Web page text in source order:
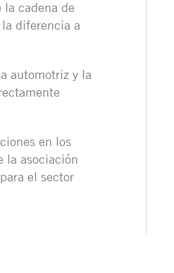
cadena de
diferencia a
automotriz y la
en los
la asociación
el sector